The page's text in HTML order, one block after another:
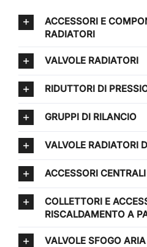
ACCESSORI E
RADIATORI
VALVOLE RADIATORI
RIDUTTORI DI
GRUPPI DI RILANCIO
VALVOLE RADIATORI
ACCESSORI
COLLETTORI E
RISCALDAMENTO A
VALVOLE SFOGO ARIA